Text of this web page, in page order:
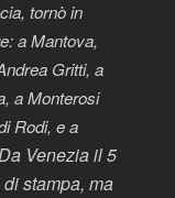
tornò in
a Mantova,
Gritti, a
a Monterosi
Rodi, e a
Venezia il 5
stampa, ma